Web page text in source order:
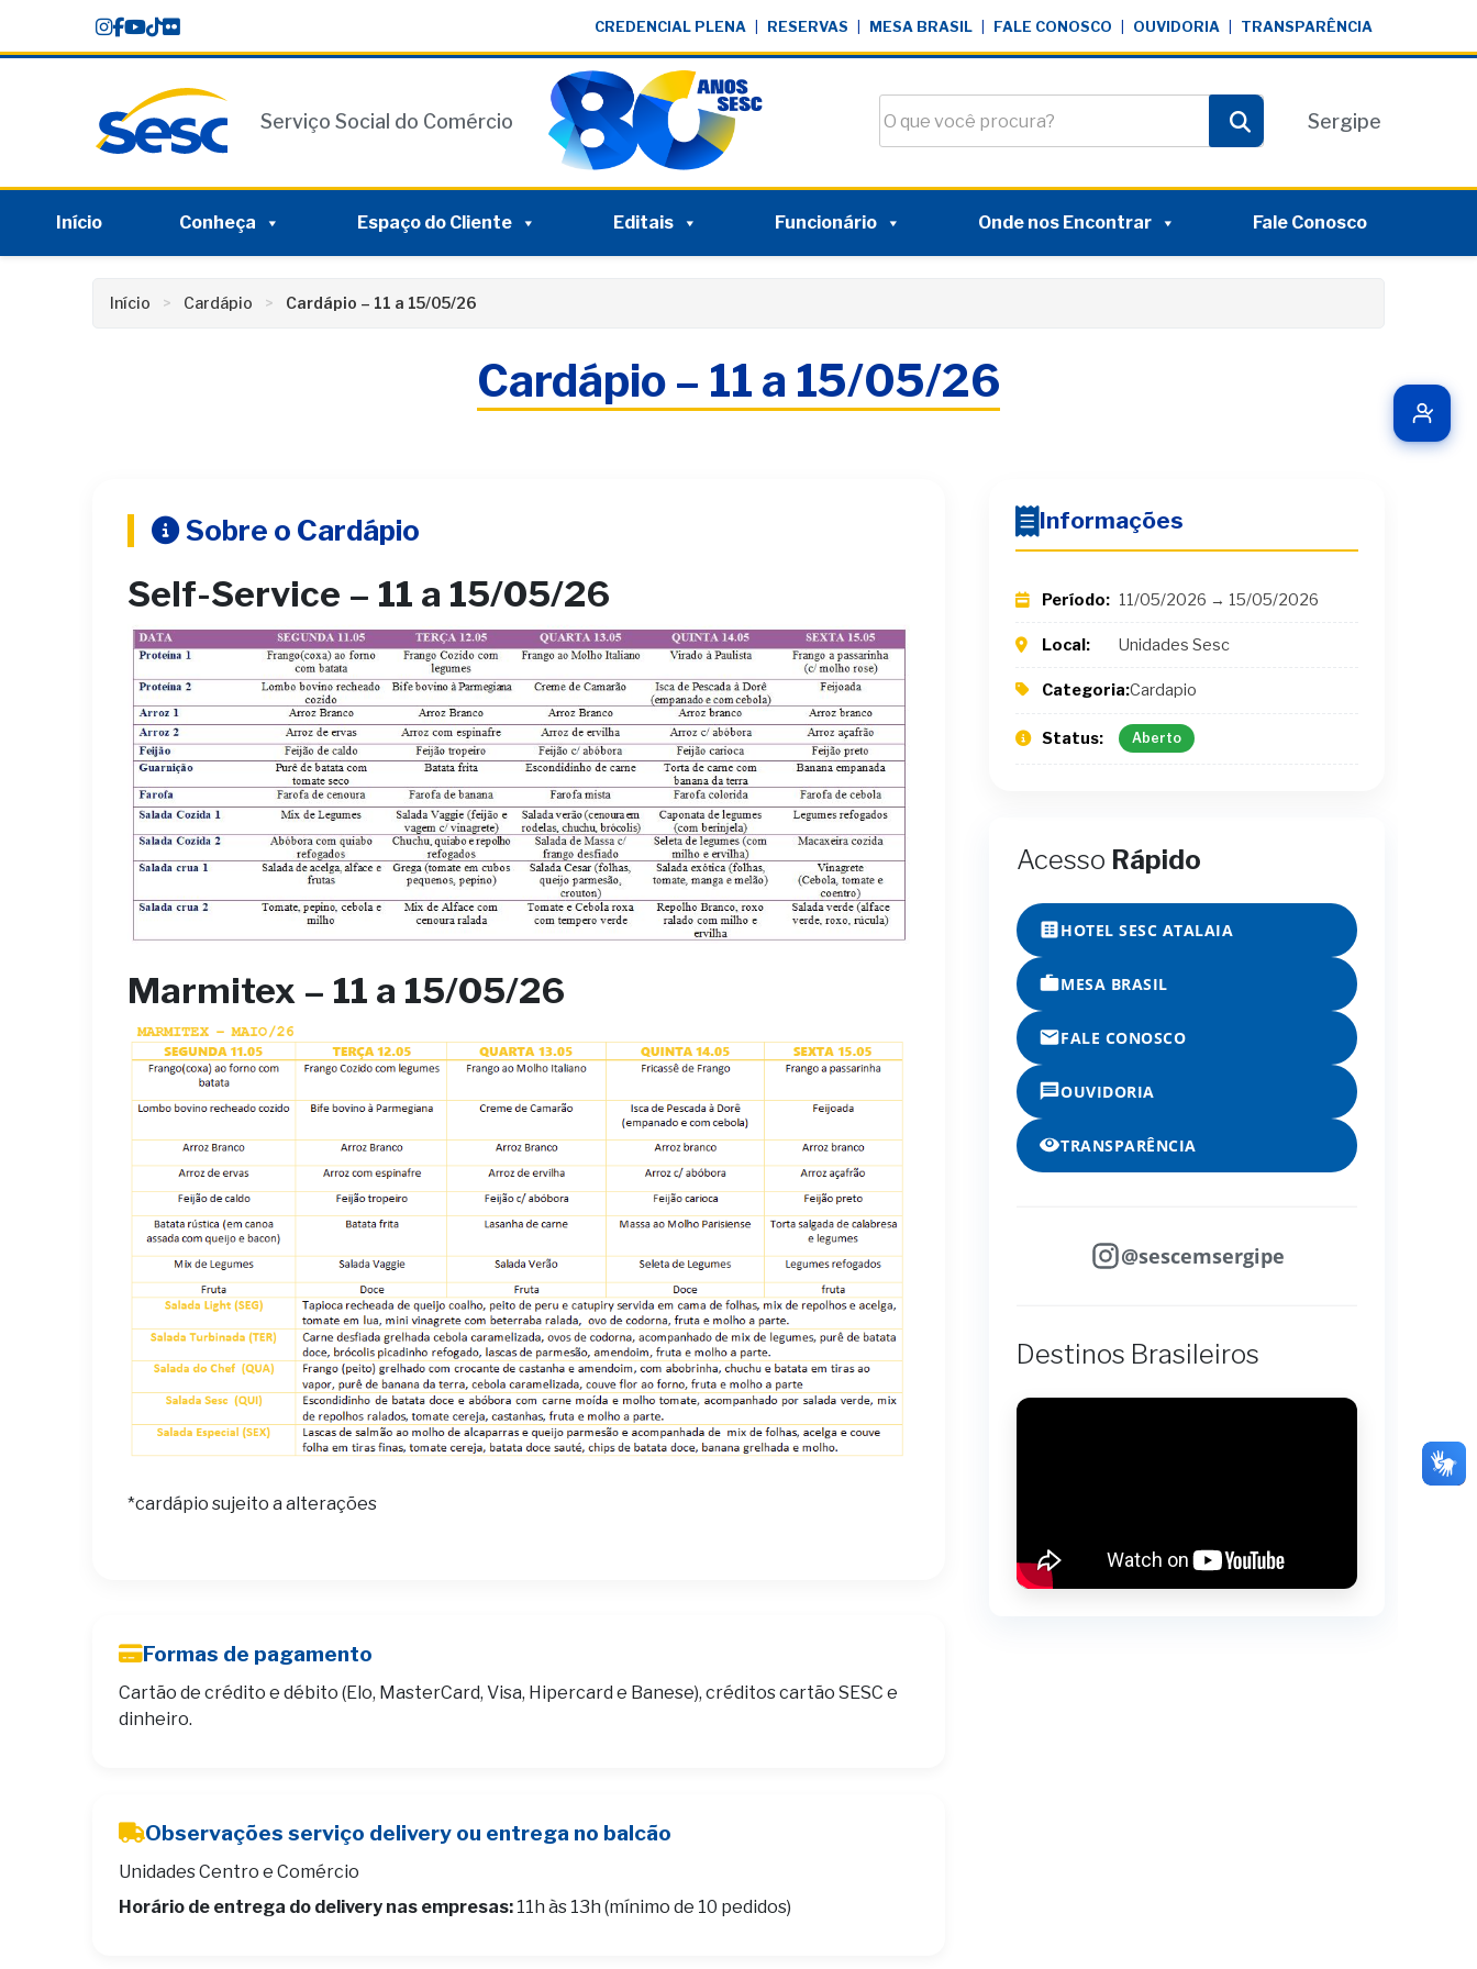
content
CREDENCIAL PLENA RESERVAS MESA BRASIL FALE CONOSCO OUVIDORIA TRANSPARÊNCIA
Serviço Social do Comércio
Pesquisar
Sergipe
Início Conheça Espaço do Cliente Editais Funcionário Onde nos Encontrar Fale Conosco
Início Cardápio Cardápio – 11 a 15/05/26
Cardápio – 11 a 15/05/26
Sobre o Cardápio
Self-Service – 11 a 15/05/26
Marmitex – 11 a 15/05/26
*cardápio sujeito a alterações
Formas de pagamento
Cartão de crédito e débito (Elo, MasterCard, Visa, Hipercard e Banese), créditos cartão SESC e
dinheiro.
Observações serviço delivery ou entrega no balcão
Unidades Centro e Comércio
Horário de entrega do delivery nas empresas: 11h às 13h (mínimo de 10 pedidos)
Informações
Período: 11/05/2026 → 15/05/2026
Local: Unidades Sesc
Categoria:Cardapio
Status: Aberto
Acesso Rápido
HOTEL SESC ATALAIA
MESA BRASIL
FALE CONOSCO
OUVIDORIA
TRANSPARÊNCIA
@sescemsergipe
Destinos Brasileiros